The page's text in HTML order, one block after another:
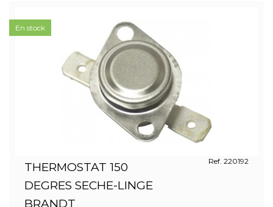
THERMOSTAT 150
DEGRES SECHE-LINGE
BRANDT
Ref. 220192
En stock